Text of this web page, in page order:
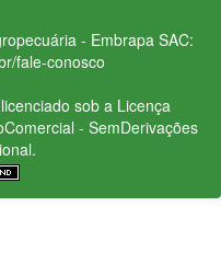
- Embrapa SAC:
fale-conosco
sob a Licença
- SemDerivações